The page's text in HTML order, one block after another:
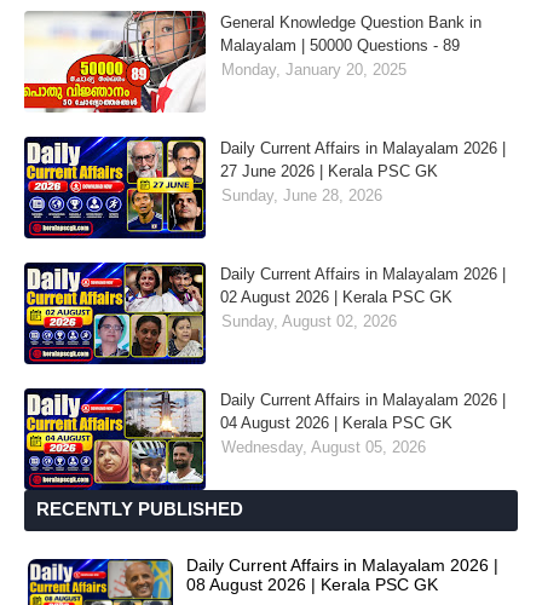
General Knowledge Question Bank in
Malayalam | 50000 Questions - 89
Monday, January 20, 2025
Daily Current Affairs in Malayalam 2026 |
27 June 2026 | Kerala PSC GK
Sunday, June 28, 2026
Daily Current Affairs in Malayalam 2026 |
02 August 2026 | Kerala PSC GK
Sunday, August 02, 2026
Daily Current Affairs in Malayalam 2026 |
04 August 2026 | Kerala PSC GK
Wednesday, August 05, 2026
RECENTLY PUBLISHED
Daily Current Affairs in Malayalam 2026 |
08 August 2026 | Kerala PSC GK